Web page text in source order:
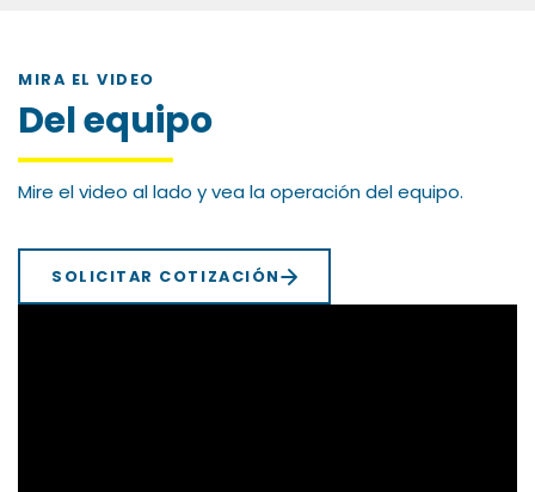
MIRA EL VIDEO
Del equipo
Mire el video al lado y vea la operación del equipo.
SOLICITAR COTIZACIÓN